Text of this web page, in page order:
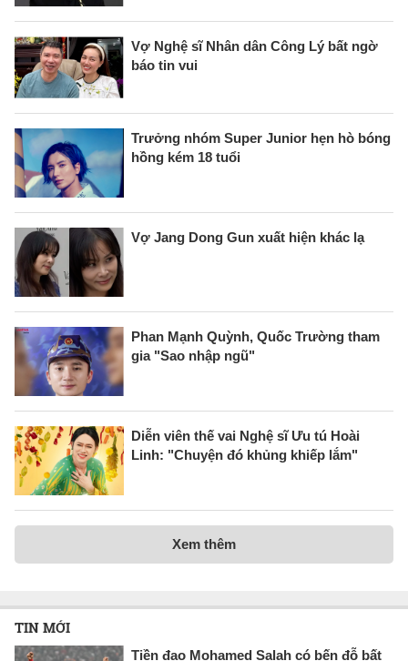
Vợ Nghệ sĩ Nhân dân Công Lý bất ngờ
báo tin vui
Trưởng nhóm Super Junior hẹn hò bóng
hồng kém 18 tuổi
Vợ Jang Dong Gun xuất hiện khác lạ
Phan Mạnh Quỳnh, Quốc Trường tham
gia "Sao nhập ngũ"
Diễn viên thế vai Nghệ sĩ Ưu tú Hoài
Linh: "Chuyện đó khủng khiếp lắm"
Xem thêm
TIN MỚI
Tiền đạo Mohamed Salah có bến đỗ bất